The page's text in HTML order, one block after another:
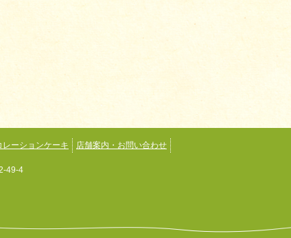
レーションケーキ 店舗案内・お問い合わせ
49-4